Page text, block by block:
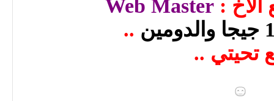
الاخ :Web Master
..
تحيتي ..